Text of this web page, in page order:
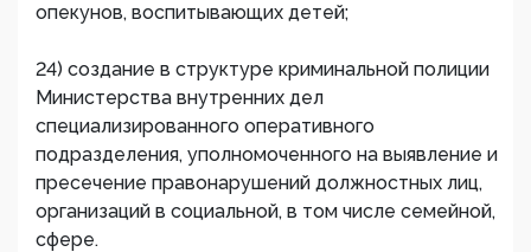
опекунов, воспитывающих детей;
24) создание в структуре криминальной полиции
Министерства внутренних дел
специализированного оперативного
подразделения, уполномоченного на выявление и
пресечение правонарушений должностных лиц,
организаций в социальной, в том числе семейной,
сфере.